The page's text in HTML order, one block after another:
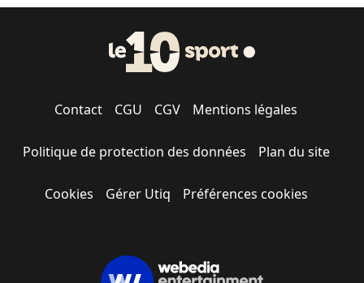
Contact CGU CGV Mentions légales
Politique de protection des données Plan du site
Cookies Gérer Utiq Préférences cookies